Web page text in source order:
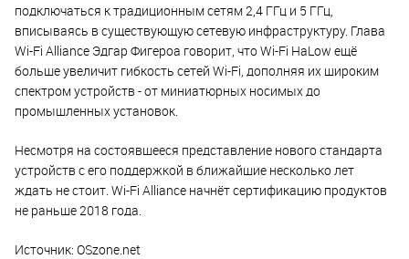
подключаться к традиционным сетям 2,4 ГГц и 5 ГГц,
вписываясь в существующую сетевую инфраструктуру. Глава
Wi-Fi Alliance Эдгар Фигероа говорит, что Wi-Fi HaLow ещё
больше увеличит гибкость сетей Wi-Fi, дополняя их широким
спектром устройств - от миниатюрных носимых до
промышленных установок.
Несмотря на состоявшееся представление нового стандарта
устройств с его поддержкой в ближайшие несколько лет
ждать не стоит. Wi-Fi Alliance начнёт сертификацию продуктов
не раньше 2018 года.
Источник: OSzone.net